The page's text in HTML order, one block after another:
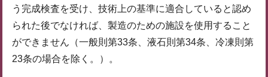
う完成検査を受け、技術上の基準に適合していると認め
られた後でなければ、製造のための施設を使用すること
ができません（一般則第33条、液石則第34条、冷凍則第
23条の場合を除く。）。